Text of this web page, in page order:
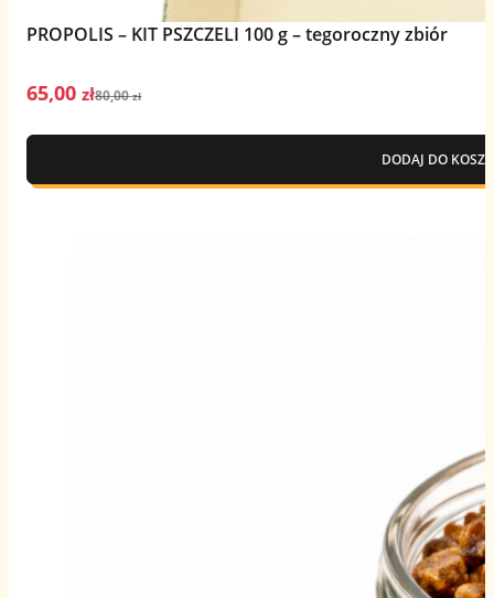
PROPOLIS – KIT PSZCZELI 100 g – tegoroczny zbiór
80,00złPierwotna
80,00 zł.
65,00zł
Aktualna
65,00 zł.
DODAJ DO